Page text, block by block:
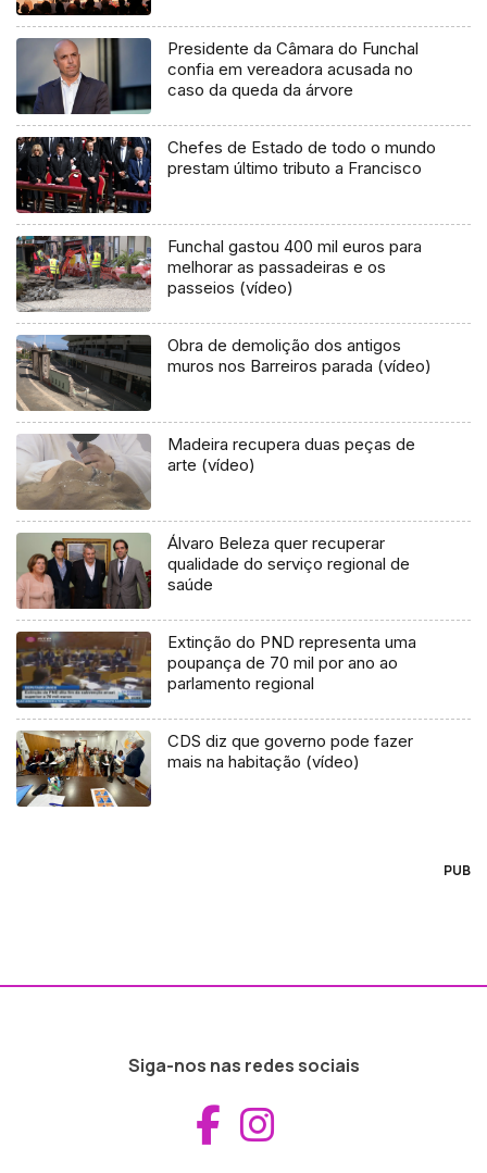
Presidente da Câmara do Funchal
confia em vereadora acusada no
caso da queda da árvore
Chefes de Estado de todo o mundo
prestam último tributo a Francisco
Funchal gastou 400 mil euros para
melhorar as passadeiras e os
passeios (vídeo)
Obra de demolição dos antigos
muros nos Barreiros parada (vídeo)
Madeira recupera duas peças de
arte (vídeo)
Álvaro Beleza quer recuperar
qualidade do serviço regional de
saúde
Extinção do PND representa uma
poupança de 70 mil por ano ao
parlamento regional
CDS diz que governo pode fazer
mais na habitação (vídeo)
PUB
Siga-nos nas redes sociais
Aceder ao